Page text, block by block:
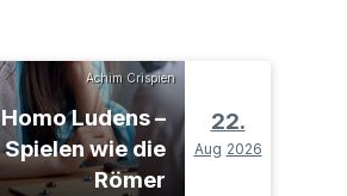
Achim Crispien
Homo Ludens –
Spielen wie die
Römer
22.
Aug 2026